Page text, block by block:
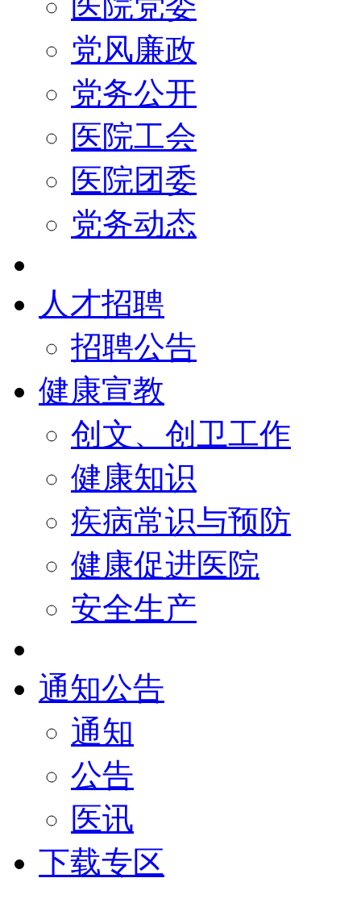
党风廉政
党务公开
医院工会
医院团委
党务动态
人才招聘
招聘公告
健康宣教
创文、创卫工作
健康知识
疾病常识与预防
健康促进医院
安全生产
通知公告
通知
公告
医讯
下载专区